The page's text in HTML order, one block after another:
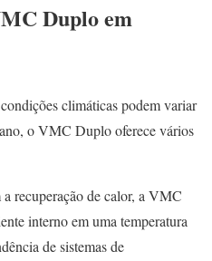
Duplo em
climáticas podem variar
o VMC Duplo oferece vários
recuperação de calor, a VMC
interno em uma temperatura
de sistemas de